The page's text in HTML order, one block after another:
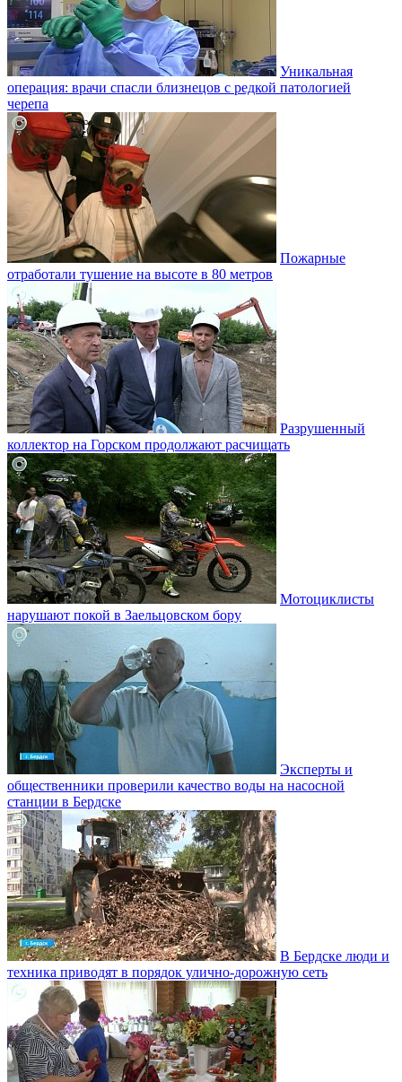
Уникальная
операция: врачи спасли близнецов с редкой патологией
черепа
Пожарные
отработали тушение на высоте в 80 метров
Разрушенный
коллектор на Горском продолжают расчищать
Мотоциклисты
нарушают покой в Заельцовском бору
Эксперты и
общественники проверили качество воды на насосной
станции в Бердске
В Бердске люди и
техника приводят в порядок улично‑дорожную сеть